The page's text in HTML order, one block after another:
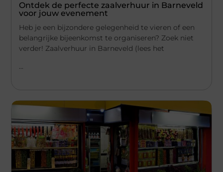
Ontdek de perfecte zaalverhuur in Barneveld
voor jouw evenement
Heb je een bijzondere gelegenheid te vieren of een
belangrijke bijeenkomst te organiseren? Zoek niet
verder! Zaalverhuur in Barneveld (lees het